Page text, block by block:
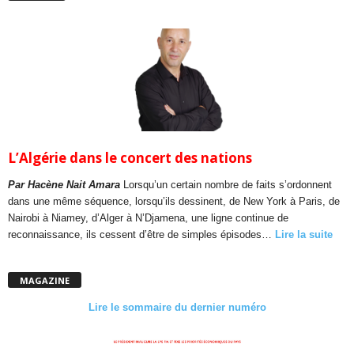
L’Algérie dans le concert des nations
Par Hacène Nait Amara Lorsqu’un certain nombre de faits s’ordonnent
dans une même séquence, lorsqu’ils dessinent, de New York à Paris, de
Nairobi à Niamey, d’Alger à N’Djamena, une ligne continue de
reconnaissance, ils cessent d’être de simples épisodes… Lire la suite
MAGAZINE
Lire le sommaire du dernier numéro